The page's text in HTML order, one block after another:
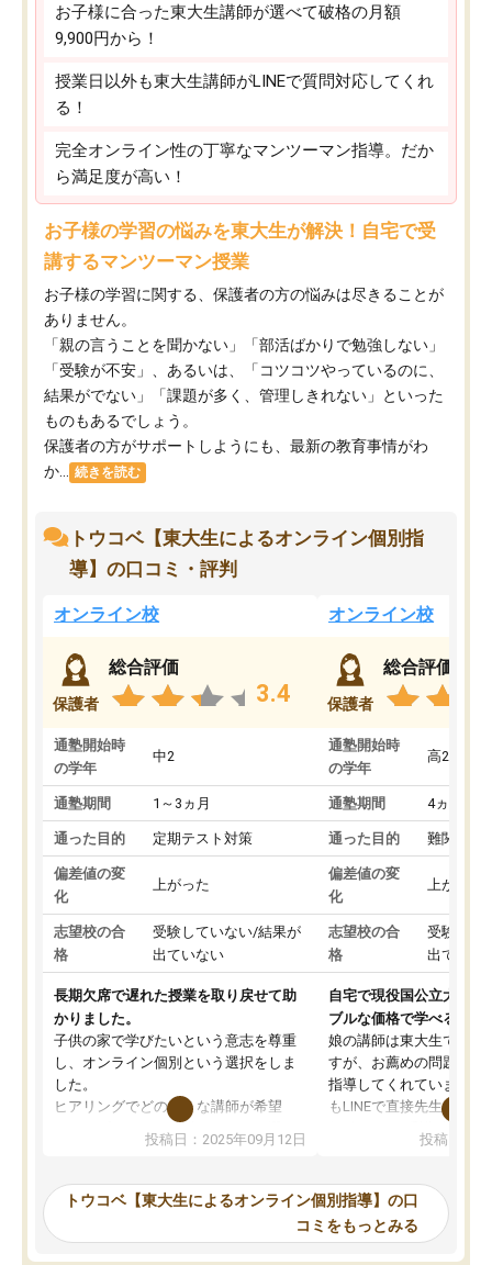
お子様に合った東大生講師が選べて破格の月額
9,900円から！
授業日以外も東大生講師がLINEで質問対応してくれ
る！
完全オンライン性の丁寧なマンツーマン指導。だか
ら満足度が高い！
お子様の学習の悩みを東大生が解決！自宅で受
講するマンツーマン授業
お子様の学習に関する、保護者の方の悩みは尽きることが
ありません。
「親の言うことを聞かない」「部活ばかりで勉強しない」
「受験が不安」、あるいは、「コツコツやっているのに、
結果がでない」「課題が多く、管理しきれない」といった
ものもあるでしょう。
保護者の方がサポートしようにも、最新の教育事情がわ
か...
続きを読む
トウコベ【東大生によるオンライン個別指
導】の口コミ・評判
オンライン校
保護者
総合評価
3.4
通塾開始時
の学年
中2
通塾期間 1～3ヵ月
通った目的 定期テスト対策
偏差値の変
化
上がった
志望校の合
格
受験していない/結果が
出ていない
長期欠席で遅れた授業を取り戻せて助
かりました。
子供の家で学びたいという意志を尊重
し、オンライン個別という選択をしま
した。
ヒアリングでどのような講師が希望
か、オプションは付帯するかなど選ぶ
事が出来ました。
ーティングを行い、その講師で良いか
見てから講師を決定する事ができま
す。
投稿日：2025年09月12日
オンライン校
保護者
総合評価
通塾開始時
の学年
高2
通塾期間 4ヵ月～1
通った目的 難関私立
偏差値の変
化
上がった
志望校の合
格
受験して
出ていな
自宅で現役国公立大学生
ブルな価格で学べる
娘の講師は東大生では無
すが、お薦めの問題集や
指導してくれています。
もLINEで直接先生に質問
めれるので、個人に合
いなのがあり(有料)、受
ことをどんなスケジュー
くか相談したのですが、
ち期待したものではなく
投稿日：
トウコベ【東大生によるオンライン個別指導】の口
コミをもっとみる